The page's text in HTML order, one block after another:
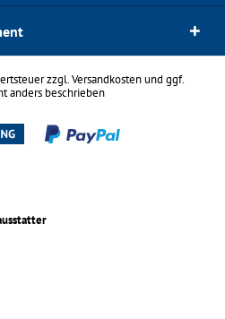
zzgl.Versandkostenund ggf.
anders beschrieben